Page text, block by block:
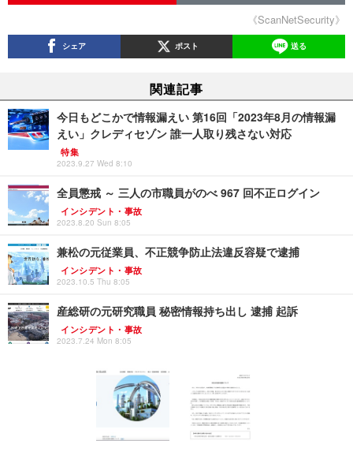
《ScanNetSecurity》
シェア ポスト 送る
関連記事
今日もどこかで情報漏えい 第16回「2023年8月の情報漏
えい」クレディセゾン 誰一人取り残さない対応
特集
2023.9.27 Wed 8:10
全員懲戒 ～ 三人の市職員がのべ 967 回不正ログイン
インシデント・事故
2023.8.20 Sun 8:05
兼松の元従業員、不正競争防止法違反容疑で逮捕
インシデント・事故
2023.10.5 Thu 8:05
産総研の元研究職員 秘密情報持ち出し 逮捕 起訴
インシデント・事故
2023.7.24 Mon 8:05